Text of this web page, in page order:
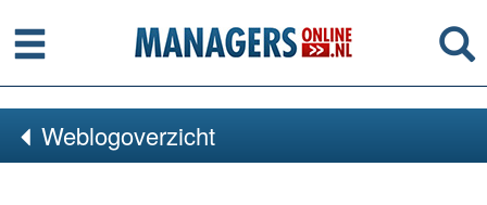
Menu
Weblogoverzicht